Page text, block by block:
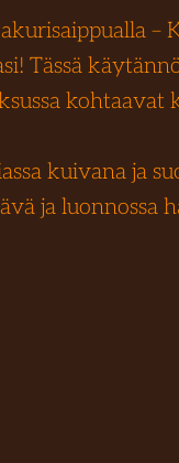
–
Tässä
kuivana ja
ja luonnossa